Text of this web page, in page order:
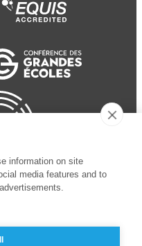
information on site
media features and to